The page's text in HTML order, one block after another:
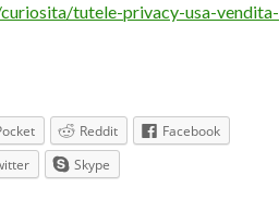
tutele-privacy-usa-vendita-
Reddit
Facebook
Skype